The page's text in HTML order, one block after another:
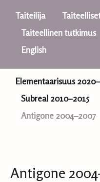
Taiteilija
Taiteellinen tutkimus
English
Elementaarisuus 2020–
Subreal 2010–2015
Antigone 2004–2007
Antigone